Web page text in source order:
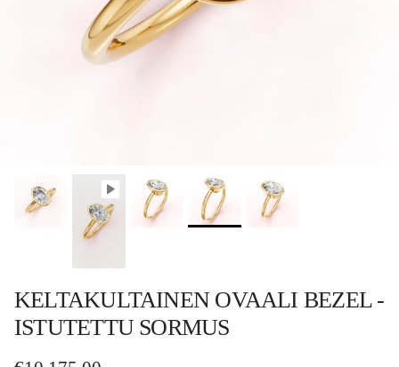
KELTAKULTAINEN OVAALI BEZEL -
ISTUTETTU SORMUS